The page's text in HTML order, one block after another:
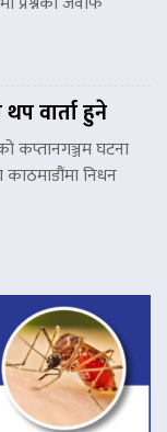
वार्ता हुने
कप्तानगञ्जम घटना
निधन